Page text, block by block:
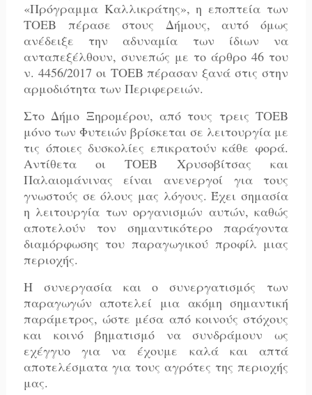
«Πρόγραμμα Καλλικράτης», η εποπτεία των
ΤΟΕΒ πέρασε στους Δήμους, αυτό όμως
ανέδειξε την αδυναμία των ίδιων να
ανταπεξέλθουν, συνεπώς με το άρθρο 46 του
ν. 4456/2017 οι ΤΟΕΒ πέρασαν ξανά στις στην
αρμοδιότητα των Περιφερειών.
Στο Δήμο Ξηρομέρου, από τους τρεις ΤΟΕΒ
μόνο των Φυτειών βρίσκεται σε λειτουργία με
τις όποιες δυσκολίες επικρατούν κάθε φορά.
Αντίθετα οι ΤΟΕΒ Χρυσοβίτσας και
Παλαιομάνινας είναι ανενεργοί για τους
γνωστούς σε όλους μας λόγους. Έχει σημασία
η λειτουργία των οργανισμών αυτών, καθώς
αποτελούν τον σημαντικότερο παράγοντα
διαμόρφωσης του παραγωγικού προφίλ μιας
περιοχής.
Η συνεργασία και ο συνεργατισμός των
παραγωγών αποτελεί μια ακόμη σημαντική
παράμετρος, ώστε μέσα από κοινούς στόχους
και κοινό βηματισμό να συνδράμουν ως
εχέγγυο για να έχουμε καλά και απτά
αποτελέσματα για τους αγρότες της περιοχής
μας.